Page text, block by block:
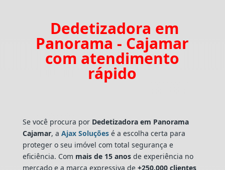
Dedetizadora em
Panorama - Cajamar
com atendimento
rápido
Se você procura por Dedetizadora em Panorama
Cajamar, a Ajax Soluçõesé a escolha certa para
proteger o seu imóvel com total segurança e
eficiência. Com mais de 15 anosde experiência no
mercado e a marca expressiva de+250.000 clientes